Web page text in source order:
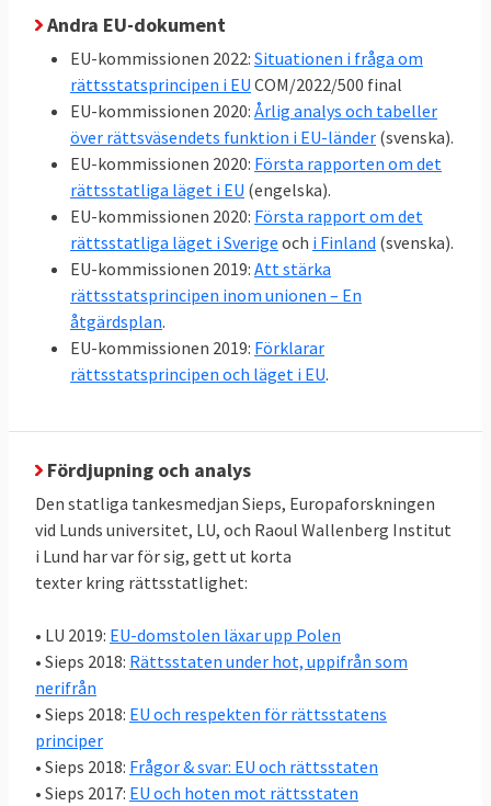
rådgivande organ “Europeiska
kommissionen för demokrati genom lag”,
även kalladVenedigkommissionen, består
av av oberoende experter inom statsrätt
som regelbundet sammanträder i Venedig,
antog 2016 enchecklista för rättsstatlighet.
Venedigkommissionen granskar
rättsstatligheten i Europarådets
medlemsländer och har bland annat
granskat rättsstatligheten i Polen.
I artikel 2 i EU:s grundlag Lissabonfördraget
värderingar.
I juni 2013 slog EU-ländernas
justitieministrar fast att “respekten för
rättsstatsprincipen är en förutsättning för
skyddet av de grundläggande
Rättsstatlighet är sedan 1993 även ett av
kriterierna som ett land måste uppfylla för
att bli EU-medlem, se
Köpenhamnskriterierna.
Andra EU-dokument
EU-kommissionen 2022: Situationen i fråga om
rättsstatsprincipen i EU COM/2022/500 final
EU-kommissionen 2020: Årlig analys och tabeller
över rättsväsendets funktion i EU-länder (svenska).
EU-kommissionen 2020: Första rapporten om det
rättsstatliga läget i EU (engelska).
EU-kommissionen 2020: Första rapport om det
rättsstatliga läget i Sverige och i Finland (svenska).
EU-kommissionen 2019: Att stärka
rättsstatsprincipen inom unionen – En
åtgärdsplan.
EU-kommissionen 2019: Förklarar
rättsstatsprincipen och läget i EU.
Fördjupning och analys
Den statliga tankesmedjan Sieps, Europaforskningen
vid Lunds universitet, LU, och Raoul Wallenberg Institut
i Lund har var för sig, gett ut korta
texter kring rättsstatlighet:
• LU 2019: EU-domstolen läxar upp Polen
• Sieps 2018: Rättsstaten under hot, uppifrån som
nerifrån
• Sieps 2018: EU och respekten för rättsstatens
principer
• Sieps 2018: Frågor & svar: EU och rättsstaten
• Sieps 2017: EU och hoten mot rättsstaten